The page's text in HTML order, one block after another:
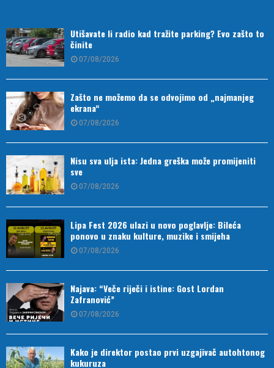
Utišavate li radio kad tražite parking? Evo zašto to
činite
07/08/2026
Zašto ne možemo da se odvojimo od „najmanjeg
ekrana“
07/08/2026
Nisu sva ulja ista: Jedna greška može promijeniti
sve
07/08/2026
Lipa Fest 2026 ulazi u novo poglavlje: Bileća
ponovo u znaku kulture, muzike i smijeha
07/08/2026
Najava: “Veče riječi i istine: Gost Lordan
Zafranović”
07/08/2026
Kako je direktor postao prvi uzgajivač autohtonog
kukuruza